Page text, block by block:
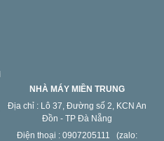
NHÀ MÁY MIỀN TRUNG
Địa chỉ : Lô 37, Đường số 2, KCN An
Đồn - TP Đà Nẵng
Điện thoại : 0907205111 (zalo: